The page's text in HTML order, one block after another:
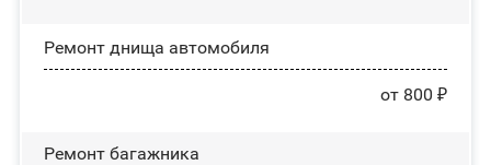
Ремонт днища автомобиля
от 800 ₽
Ремонт багажника